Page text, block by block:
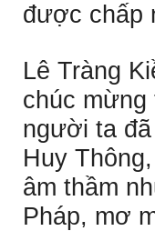
được chấp
Lê Tràng
chúc
người ta
Huy
âm thầm
Pháp, mơ